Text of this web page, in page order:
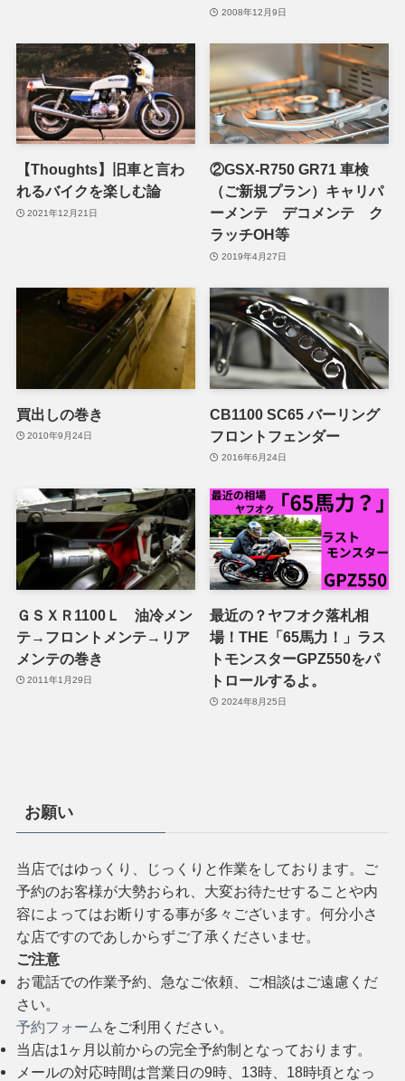
2008年12月9日
【Thoughts】旧車と言わ
れるバイクを楽しむ論
2021年12月21日
②GSX-R750 GR71 車検
（ご新規プラン）キャリパ
ーメンテ デコメンテ ク
ラッチOH等
2019年4月27日
買出しの巻き
2010年9月24日
CB1100 SC65 バーリング
フロントフェンダー
2016年6月24日
ＧＳＸＲ1100Ｌ 油冷メン
テ→フロントメンテ→リア
メンテの巻き
2011年1月29日
最近の？ヤフオク落札相
場！THE「65馬力！」ラス
トモンスターGPZ550をパ
トロールするよ。
2024年8月25日
お願い
当店ではゆっくり、じっくりと作業をしております。ご
予約のお客様が大勢おられ、大変お待たせすることや内
容によってはお断りする事が多々ございます。何分小さ
な店ですのであしからずご了承くださいませ。
ご注意
お電話での作業予約、急なご依頼、ご相談はご遠慮くだ
さい。
予約フォーム をご利用ください。
当店は1ヶ月以前からの完全予約制となっております。
メールの対応時間は営業日の9時、13時、18時頃となっ